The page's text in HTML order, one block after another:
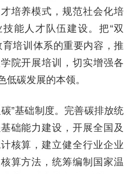
培养模式，规范社会化培
能人才队伍建设。把“双
培训体系的重要内容，推
院开展培训，切实增强各
低碳发展的本领。
基础制度。完善碳排放统
础能力建设，开展全国及
核算，建立健全行业企业
算方法，统筹编制国家温